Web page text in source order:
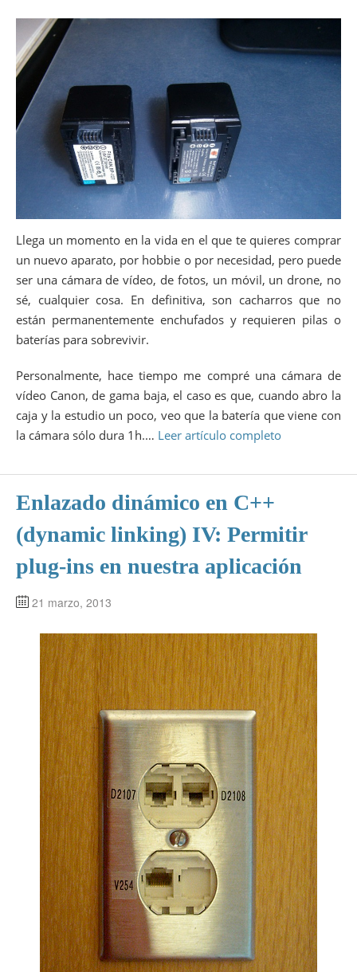
Llega un momento en la vida en el que te quieres comprar
un nuevo aparato, por hobbie o por necesidad, pero puede
ser una cámara de vídeo, de fotos, un móvil, un drone, no
sé, cualquier cosa. En definitiva, son cacharros que no
están permanentemente enchufados y requieren pilas o
baterías para sobrevivir.
Personalmente, hace tiempo me compré una cámara de
vídeo Canon, de gama baja, el caso es que, cuando abro la
caja y la estudio un poco, veo que la batería que viene con
la cámara sólo dura 1h.… Leer artículo completo
Enlazado dinámico en C++
(dynamic linking) IV: Permitir
plug-ins en nuestra aplicación
21 marzo, 2013